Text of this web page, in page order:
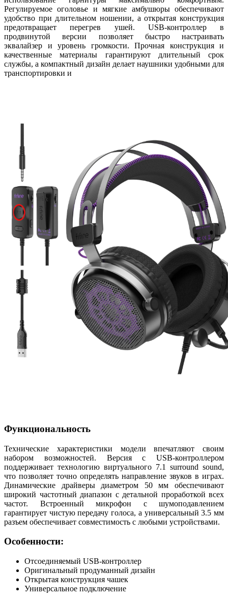
Регулируемое оголовье и мягкие амбушюры обеспечивают
удобство при длительном ношении, а открытая конструкция
предотвращает перегрев ушей. USB-контроллер в
продвинутой версии позволяет быстро настраивать
эквалайзер и уровень громкости. Прочная конструкция и
качественные материалы гарантируют длительный срок
службы, а компактный дизайн делает наушники удобными для
транспортировки и
Функциональность
Технические характеристики модели впечатляют своим
набором возможностей. Версия с USB-контроллером
поддерживает технологию виртуального 7.1 surround sound,
что позволяет точно определять направление звуков в играх.
Динамические драйверы диаметром 50 мм обеспечивают
широкий частотный диапазон с детальной проработкой всех
частот. Встроенный микрофон с шумоподавлением
гарантирует чистую передачу голоса, а универсальный 3.5 мм
разъем обеспечивает совместимость с любыми устройствами.
Особенности:
Отсоединяемый USB-контроллер
Оригинальный продуманный дизайн
Открытая конструкция чашек
Универсальное подключение